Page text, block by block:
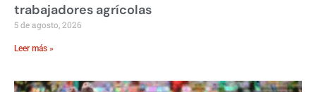
trabajadores agrícolas
5 de agosto, 2026
Leer más »